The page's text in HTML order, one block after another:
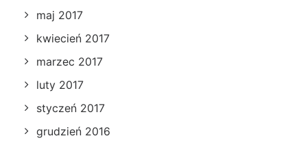
maj 2017
kwiecień 2017
marzec 2017
luty 2017
styczeń 2017
grudzień 2016